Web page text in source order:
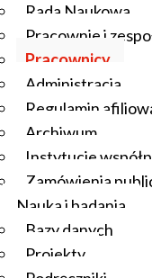
Rada Naukowa
Pracownie i
Pracownicy
Administracja
Regulamin
Archiwum
Instytucje
Zamówienia
Nauka i badania
Bazy danych
Projekty
mgr, specjalista ds.